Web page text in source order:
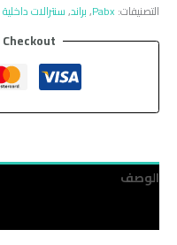
التصنيفات: Pabx
,براند,سنترالات
الوصف